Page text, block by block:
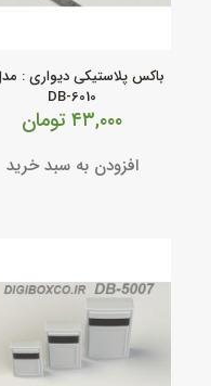
باکس پلاستیکی دیواری :
DB-6010
۴۳,۰۰۰ تومان
افزودن به سبد خرید